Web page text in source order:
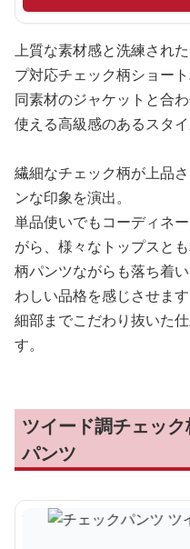
上質な素材感と洗練され
プ対応チェック柄ショート
同素材のジャケットと合
使える高級感のあるスタイ
繊細なチェック柄が上品
ンな印象を演出。
単品使いでもコーディネ
がら、様々なトップスとも
柄パンツながらも落ち着
わしい品格を感じさせます
細部までこだわり抜いた
す。
ツイード調チェッ
パンツ